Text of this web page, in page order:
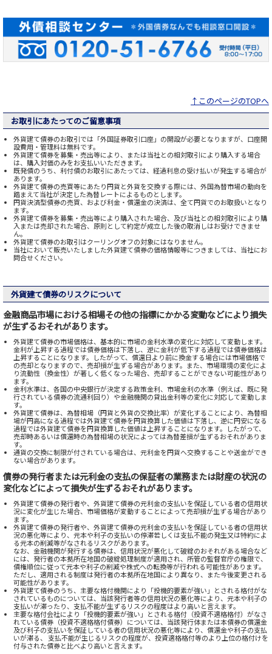
↑このページのTOPへ
お取引にあたってのご留意事項
外貨建て債券のお取引では「外国証券取引口座」の開設が必要となりますが、口座開
設費用・管理料は無料です。
外貨建て債券を募集・売出等により、または当社との相対取引により購入する場合
は、購入対価のみをお支払いいただきます。
既発債のうち、利付債のお取引にあたっては、経過利息の受け払いが発生する場合が
あります。
外貨建て債券の売買等にあたり円貨と外貨を交換する際には、外国為替市場の動向を
踏まえて当社が決定した為替レートによるものとします。
円貨決済型債券の売買、および利金・償還金の決済は、全て円貨でのお取扱いとなり
ます。
外貨建て債券を募集・売出等により購入された場合、及び当社との相対取引により購
入または売却された場合、原則として約定が成立した後の取消しはお受けできませ
ん。
外貨建て債券のお取引はクーリングオフの対象にはなりません。
当社において販売いたしました外貨建て債券の価格情報等につきましては、当社にお
問合せください。
外貨建て債券のリスクについて
金融商品市場における相場その他の指標にかかる変動などにより損失
が生ずるおそれがあります。
外貨建て債券の市場価格は、基本的に市場の金利水準の変化に対応して変動します。
金利が上昇する過程では債券価格は下落し、逆に金利が低下する過程では債券価格は
上昇することになります。したがって、償還日より前に換金する場合には市場価格で
の売却となりますので、売却損が生ずる場合があります。また、市場環境の変化によ
り流動性（換金性）が著しく低くなった場合、売却することができない可能性があり
ます。
金利水準は、各国の中央銀行が決定する政策金利、市場金利の水準（例えば、既に発
行されている債券の流通利回り）や金融機関の貸出金利等の変化に対応して変動しま
す。
外貨建て債券は、為替相場（円貨と外貨の交換比率）が変化することにより、為替相
場が円高になる過程では外貨建て債券を円貨換算した価値は下落し、逆に円安になる
過程では外貨建て債券を円貨換算した価値は上昇することになります。したがって、
売却時あるいは償還時の為替相場の状況によっては為替差損が生ずるおそれがありま
す。
通貨の交換に制限が付されている場合は、元利金を円貨へ交換することや送金ができ
ない場合があります。
債券の発行者または元利金の支払の保証者の業務または財産の状況の
変化などによって損失が生ずるおそれがあります。
外貨建て債券の発行者や、外貨建て債券の元利金の支払いを保証している者の信用状
況に変化が生じた場合、市場価格が変動することによって売却損が生ずる場合があり
ます。
外貨建て債券の発行者や、外貨建て債券の元利金の支払いを保証している者の信用状
況の悪化等により、元本や利子の支払いの停滞若しくは支払不能の発生又は特約によ
る元本の削減等がなされるリスクがあります。
なお、金融機関が発行する債券は、信用状況が悪化して破綻のおそれがある場合など
には、発行者の本拠所在地国の破綻処理制度が適用され、所管の監督官庁の権限で、
債権順位に従って元本や利子の削減や株式への転換等が行われる可能性があります。
ただし、適用される制度は発行者の本拠所在地国により異なり、また今後変更される
可能性があります。
外貨建て債券のうち、主要な格付機関により「投機的要素が強い」とされる格付がな
されているものについては、当該発行者等の信用状況の悪化等により、元本や利子の
支払いが滞ったり、支払不能が生ずるリスクの程度はより高いと言えます。
主要な格付会社により「投機的要素が強い」とされる格付（投資不適格格付）がなさ
れている債券（投資不適格格付債券）については、当該発行体または本債券の償還金
及び利子の支払いを保証している者の信用状況の悪化等により、償還金や利子の支払
いが滞る、 支払不能が生じるリスクの程度が、投資適格格付等のより上位の格付けを
付与された債券と比べより高いと言えます。